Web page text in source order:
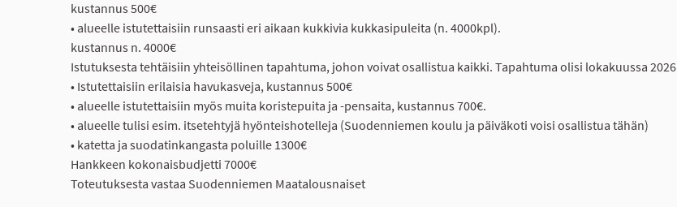
kustannus 500€
• alueelle istutettaisiin runsaasti eri aikaan kukkivia kukkasipuleita (n. 4000kpl).
kustannus n. 4000€
Istutuksesta tehtäisiin yhteisöllinen tapahtuma, johon voivat osallistua kaikki. Tapahtuma olisi lokakuussa 2026
• Istutettaisiin erilaisia havukasveja, kustannus 500€
• alueelle istutettaisiin myös muita koristepuita ja -pensaita, kustannus 700€.
• alueelle tulisi esim. itsetehtyjä hyönteishotelleja (Suodenniemen koulu ja päiväkoti voisi osallistua tähän)
• katetta ja suodatinkangasta poluille 1300€
Hankkeen kokonaisbudjetti 7000€
Toteutuksesta vastaa Suodenniemen Maatalousnaiset